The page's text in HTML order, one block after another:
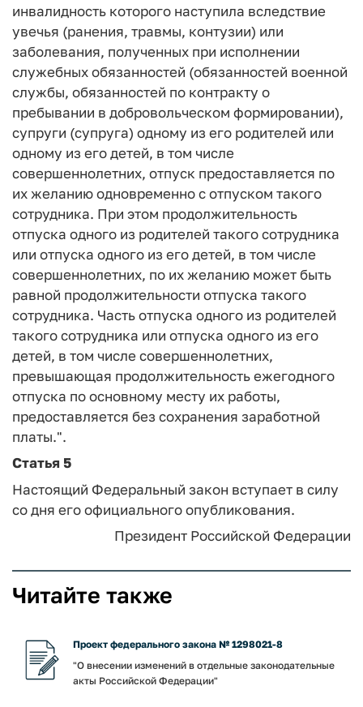
инвалидность которого наступила вследствие
увечья (ранения, травмы, контузии) или
заболевания, полученных при исполнении
служебных обязанностей (обязанностей военной
службы, обязанностей по контракту о
пребывании в добровольческом формировании),
супруги (супруга) одному из его родителей или
одному из его детей, в том числе
совершеннолетних, отпуск предоставляется по
их желанию одновременно с отпуском такого
сотрудника. При этом продолжительность
отпуска одного из родителей такого сотрудника
или отпуска одного из его детей, в том числе
совершеннолетних, по их желанию может быть
равной продолжительности отпуска такого
сотрудника. Часть отпуска одного из родителей
такого сотрудника или отпуска одного из его
детей, в том числе совершеннолетних,
превышающая продолжительность ежегодного
отпуска по основному месту их работы,
предоставляется без сохранения заработной
платы.".
Статья 5
Настоящий Федеральный закон вступает в силу
со дня его официального опубликования.
Президент Российской Федерации
Читайте также
Проект федерального закона № 1298021-8
"О внесении изменений в отдельные законодательные
акты Российской Федерации"